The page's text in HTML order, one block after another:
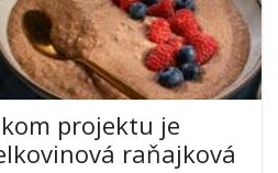
projektu je
raňajková